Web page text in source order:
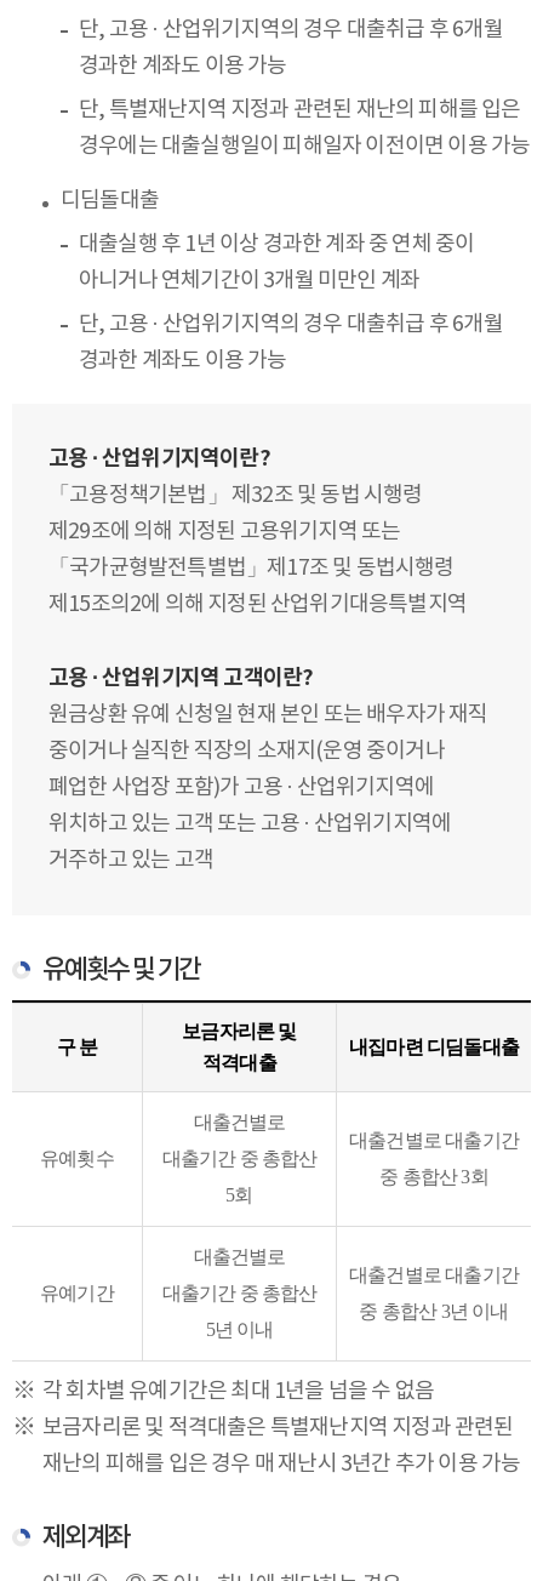
단, 고용 · 산업위기지역의 경우 대출취급 후 6개월
경과한 계좌도 이용 가능
단, 특별재난지역 지정과 관련된 재난의 피해를 입은
경우에는 대출실행일이 피해일자 이전이면 이용 가능
디딤돌대출
대출실행 후 1년 이상 경과한 계좌 중 연체 중이
아니거나 연체기간이 3개월 미만인 계좌
단, 고용 · 산업위기지역의 경우 대출취급 후 6개월
경과한 계좌도 이용 가능
고용 · 산업위기지역이란?
「고용정책기본법」 제32조 및 동법 시행령
제29조에 의해 지정된 고용위기지역 또는
「국가균형발전특별법」제17조 및 동법시행령
제15조의2에 의해 지정된 산업위기대응특별지역
고용 · 산업위기지역 고객이란?
원금상환 유예 신청일 현재 본인 또는 배우자가 재직
중이거나 실직한 직장의 소재지(운영 중이거나
폐업한 사업장 포함)가 고용 · 산업위기지역에
위치하고 있는 고객 또는 고용 · 산업위기지역에
거주하고 있는 고객
유예횟수 및 기간
구 분
보금자리론 및
적격대출
내집마련 디딤돌대출
유예횟수
대출건별로
대출기간 중 총합산
5회
대출건별로 대출기간
중 총합산 3회
유예기간
대출건별로
대출기간 중 총합산
5년 이내
대출건별로 대출기간
중 총합산 3년 이내
각 회차별 유예기간은 최대 1년을 넘을 수 없음
보금자리론 및 적격대출은 특별재난지역 지정과 관련된
재난의 피해를 입은 경우 매 재난시 3년간 추가 이용 가능
제외계좌